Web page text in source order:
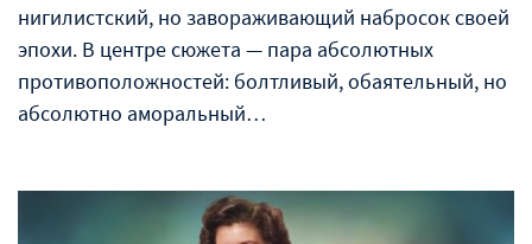
нигилистский, но завораживающий набросок своей
эпохи. В центре сюжета — пара абсолютных
противоположностей: болтливый, обаятельный, но
абсолютно аморальный…